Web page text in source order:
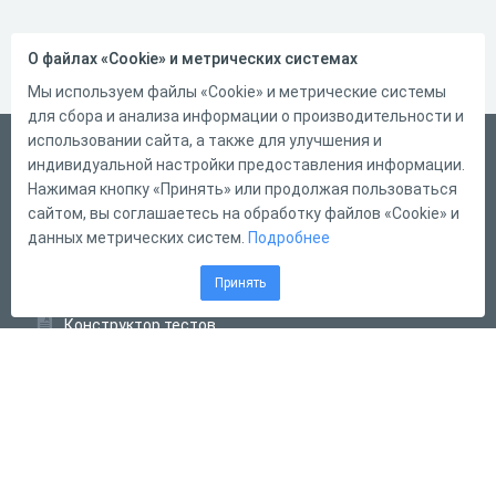
Русский
Справка
Форма обратной связи
Конструктор тестов
О файлах «Cookie» и метрических системах
Мы используем файлы «Cookie» и метрические системы
для сбора и анализа информации о производительности и
использовании сайта, а также для улучшения и
индивидуальной настройки предоставления информации.
Нажимая кнопку «Принять» или продолжая пользоваться
сайтом, вы соглашаетесь на обработку файлов «Cookie» и
данных метрических систем. Подробнее
Принять